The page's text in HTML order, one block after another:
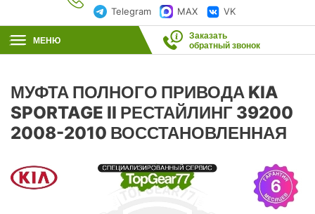
Telegram MAX VK
МЕНЮ
Заказать
обратный звонок
МУФТА ПОЛНОГО ПРИВОДА KIA
SPORTAGE II РЕСТАЙЛИНГ 39200
2008-2010 ВОССТАНОВЛЕННАЯ